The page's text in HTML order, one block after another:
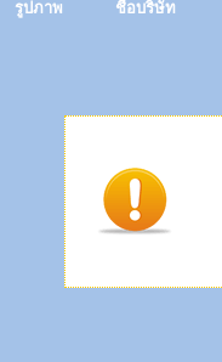
รูปภาพ ชื่อบริษัท